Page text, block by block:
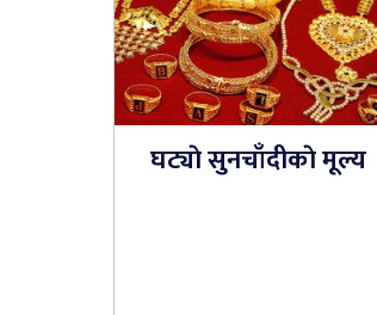
घट्याे सुनचाँदीकाे मूल्य